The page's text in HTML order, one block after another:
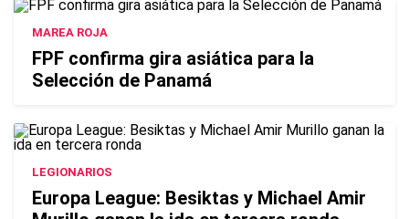
MAREA ROJA
FPF confirma gira asiática para la
Selección de Panamá
LEGIONARIOS
Europa League: Besiktas y Michael Amir